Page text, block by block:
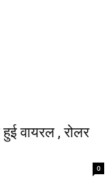
वायरल , रोलर
0